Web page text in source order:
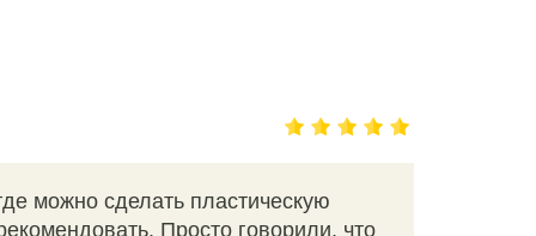
можно сделать пластическую
Просто говорили, что